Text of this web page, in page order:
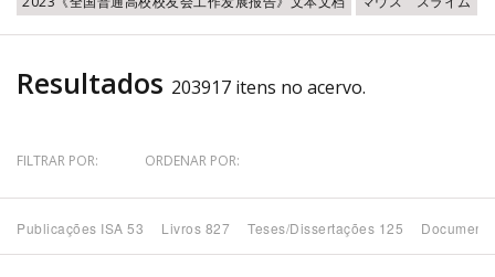
Até
Tema
Resultados 203917 itens no acervo.
FILTRAR POR: ORDENAR POR:
Publicações ISA 53 Livros 827 Teses/Dissertações 125